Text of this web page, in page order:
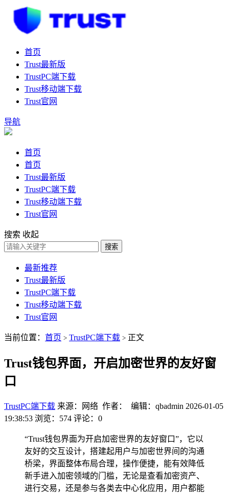
首页
Trust最新版
TrustPC端下载
Trust移动端下载
Trust官网
导航
首页
首页
Trust最新版
TrustPC端下载
Trust移动端下载
Trust官网
搜索 收起
搜索
最新推荐
Trust最新版
TrustPC端下载
Trust移动端下载
Trust官网
当前位置： 首页 > TrustPC端下载 > 正文
Trust钱包界面，开启加密世界的友好窗
口
TrustPC端下载 来源：网络 作者： 编辑：qbadmin 2026-01-05
19:38:53 浏览：574 评论：0
“Trust钱包界面为开启加密世界的友好窗口”，它以
友好的交互设计，搭建起用户与加密世界间的沟通
桥梁，界面整体布局合理，操作便捷，能有效降低
新手进入加密领域的门槛，无论是查看加密资产、
进行交易，还是参与各类去中心化应用，用户都能